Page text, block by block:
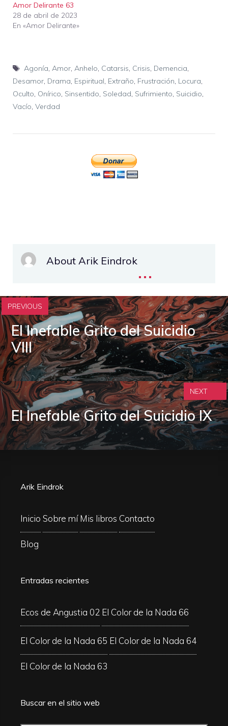
Amor Delirante 63
28 de abril de 2023
En «Amor Delirante»
Etiquetas
Agonía, Amor, Anhelo, Catarsis, Crisis, Demencia,
Desamor, Drama, Espiritual, Extraño, Frustración, Locura,
Oculto, Onírico, Sinsentido, Soledad, Sufrimiento, Suicidio,
Vacío, Verdad
About Arik Eindrok...
PREVIOUS
El Inefable Grito del Suicidio
VIII
El Inefable Grito del Suicidio IX
NEXT
Arik Eindrok
Inicio Sobre mí Mis libros Contacto
Blog
Entradas recientes
Ecos de Angustia 02 El Color de la Nada 66
El Color de la Nada 65 El Color de la Nada 64
El Color de la Nada 63
Buscar en el sitio web